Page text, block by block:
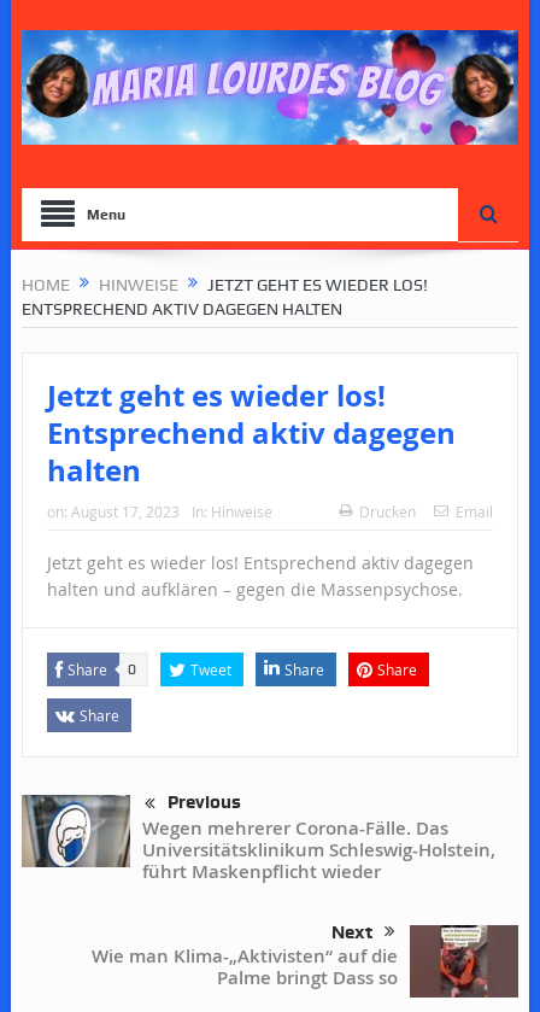
Menu
HOME HINWEISE
JETZT GEHT ES WIEDER LOS!
ENTSPRECHEND AKTIV DAGEGEN HALTEN
Jetzt geht es wieder los!
Entsprechend aktiv dagegen
halten
on: August 17, 2023 In: Hinweise Drucken Email
Jetzt geht es wieder los! Entsprechend aktiv dagegen
halten und aufklären – gegen die Massenpsychose.
Share 0 Tweet Share Share
Share
Previous
Wegen mehrerer Corona-Fälle. Das
Universitätsklinikum Schleswig-Holstein,
führt Maskenpflicht wieder
Next
Wie man Klima-„Aktivisten“ auf die
Palme bringt Dass so